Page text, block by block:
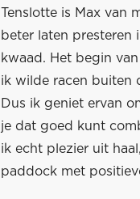
Tenslotte is Max van
beter laten presteren
kwaad. Het begin
ik wilde racen buiten
Dus ik geniet ervan
je dat goed kunt
ik echt plezier uit
paddock met